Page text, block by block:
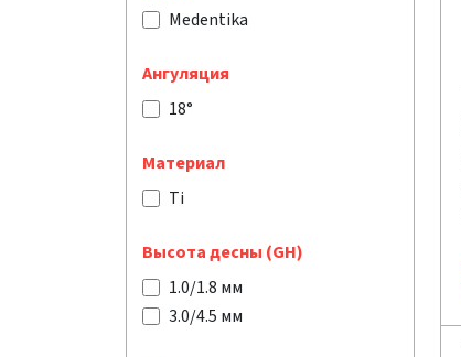
Medentika
Ангуляция
18°
Материал
Ti
Высота десны (GH)
1.0/1.8 мм
3.0/4.5 мм